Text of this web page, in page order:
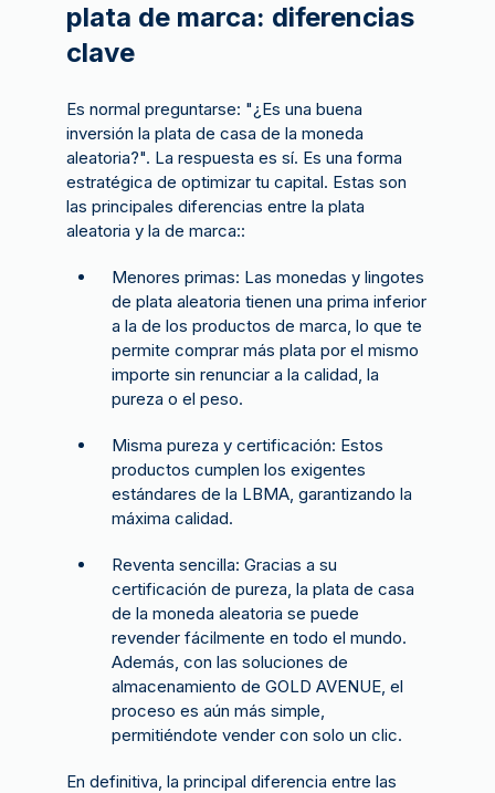
plata de marca: diferencias
clave
Es normal preguntarse: "¿Es una buena
inversión la plata de casa de la moneda
aleatoria?". La respuesta es sí. Es una forma
estratégica de optimizar tu capital. Estas son
las principales diferencias entre la plata
aleatoria y la de marca::
Menores primas: Las monedas y lingotes
de plata aleatoria tienen una prima inferior
a la de los productos de marca, lo que te
permite comprar más plata por el mismo
importe sin renunciar a la calidad, la
pureza o el peso.
Misma pureza y certificación: Estos
productos cumplen los exigentes
estándares de la LBMA, garantizando la
máxima calidad.
Reventa sencilla: Gracias a su
certificación de pureza, la plata de casa
de la moneda aleatoria se puede
revender fácilmente en todo el mundo.
Además, con las soluciones de
almacenamiento de GOLD AVENUE, el
proceso es aún más simple,
permitiéndote vender con solo un clic.
En definitiva, la principal diferencia entre las